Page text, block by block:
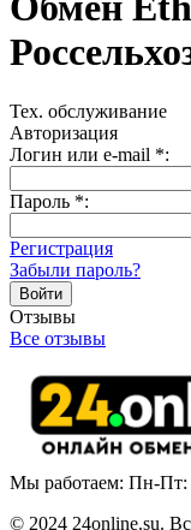
Тех. обслуживание
Авторизация
Логин или e-mail *:
Пароль *:
Регистрация
Забыли пароль?
Отзывы
Все отзывы
Мы работаем: Пн-Пт:
© 2024 24online.su.